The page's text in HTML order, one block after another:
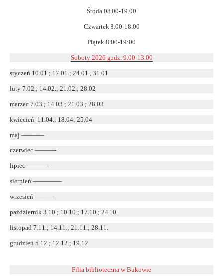
Środa 08.00-19.00
Czwartek 8.00-18.00
Piątek 8:00-19:00
Soboty 2026 godz. 9.00-13.00
styczeń 10.01.; 17.01.; 24.01., 31.01
luty 7.02.; 14.02.; 21.02.; 28.02
marzec 7.03.; 14.03.; 21.03.; 28.03
kwiecień 11.04.; 18.04; 25.04
maj ———–
czerwiec ———-
lipiec ———-
sierpień ————–
wrzesień ———
październik 3.10.; 10.10.; 17.10.; 24.10.
listopad 7.11.; 14.11.; 21.11.; 28.11.
grudzień 5.12.; 12.12.; 19.12
Filia biblioteczna w Bukowie